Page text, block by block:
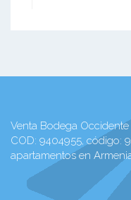
Venta Bodega
COD: 9404955, código:
apartamentos en